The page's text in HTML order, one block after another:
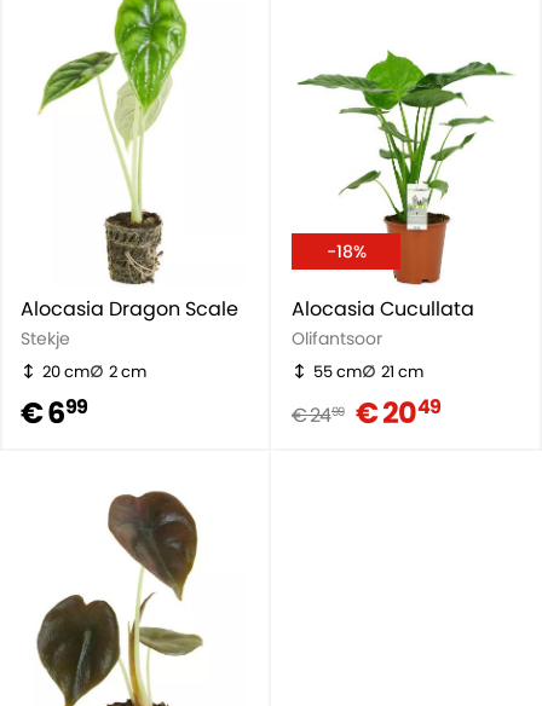
Alocasia Dragon Scale
Stekje
20 cm 2 cm
€ 699
-18%
Alocasia Cucullata
Olifantsoor
55 cm 21 cm
€ 2499 € 2049